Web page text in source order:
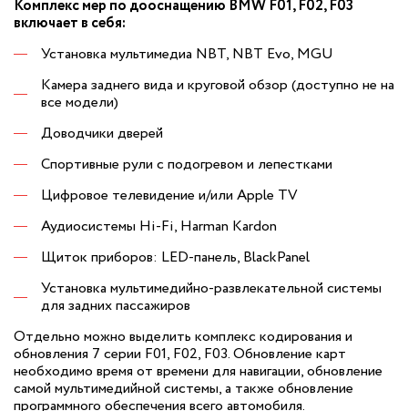
Комплекс мер по дооснащению BMW F01, F02, F03
включает в себя:
Установка мультимедиа NBT, NBT Evo, MGU
Камера заднего вида и круговой обзор (доступно не на
все модели)
Доводчики дверей
Спортивные рули с подогревом и лепестками
Цифровое телевидение и/или Apple TV
Аудиосистемы Hi-Fi, Harman Kardon
Щиток приборов: LED-панель, BlackPanel
Установка мультимедийно-развлекательной системы
для задних пассажиров
Отдельно можно выделить комплекс кодирования и
обновления 7 серии F01, F02, F03. Обновление карт
необходимо время от времени для навигации, обновление
самой мультимедийной системы, а также обновление
программного обеспечения всего автомобиля.